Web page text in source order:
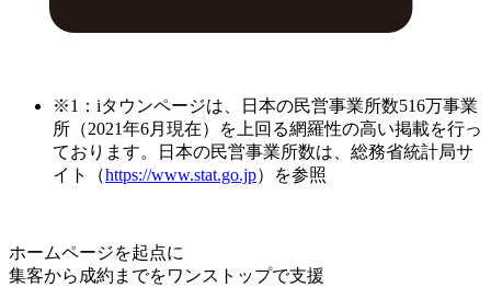
※1：iタウンページは、日本の民営事業所数516万事業
所（2021年6月現在）を上回る網羅性の高い掲載を行っ
ております。日本の民営事業所数は、総務省統計局サ
イト（https://www.stat.go.jp）を参照
ホームページを起点に
集客から成約までをワンストップで支援